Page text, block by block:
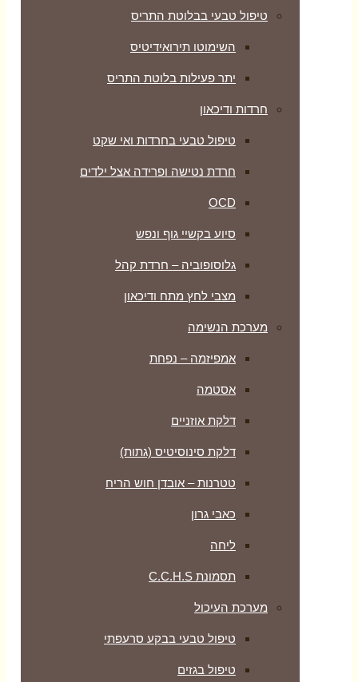
טיפול טבעי בבלוטת התריס
השימוטו תירואידיטיס
יתר פעילות בלוטת התריס
חרדות ודיכאון
טיפול טבעי בחרדות ואי שקט
חרדת נטישה ופרידה אצל ילדים
OCD
סיוע בקשיי גוף ונפש
גלוסופוביה – חרדת קהל
מצבי לחץ מתח ודיכאון
מערכת הנשימה
אמפיזמה – נפחת
אסטמה
דלקת אוזניים
דלקת סינוסיטיס (גתות)
טטרנות – אובדן חוש הריח
כאבי גרון
ליחה
תסמונת C.C.H.S
מערכת העיכול
טיפול טבעי בבקע סרעפתי
טיפול בגזים